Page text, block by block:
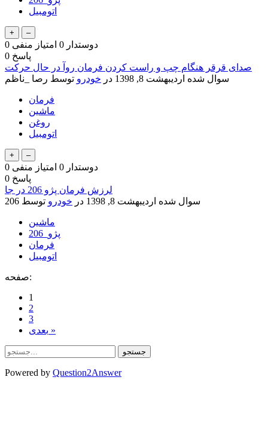
اتومبیل
0 دوستدار 0 امتیاز منفی
0 پاسخ
صدای قرقر هنگام چپ و راست کردن فرمان روآ در حال حرکت
سوال شده اردیبهشت 8, 1398 در خودرو توسط رصا _ناظم
فرمان
ماشین
روغن
اتومبیل
0 دوستدار 0 امتیاز منفی
0 پاسخ
لرزش فرمان پژو 206 در جا
سوال شده اردیبهشت 8, 1398 در خودرو توسط 206
ماشین
پژو_206
فرمان
اتومبیل
صفحه:
1
2
3
بعدی »
Powered by Question2Answer